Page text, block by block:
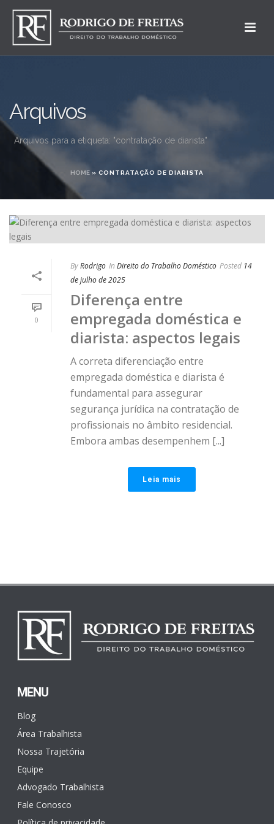
Arquivos
Arquivos para a etiqueta: "contratação de diarista"
HOME » CONTRATAÇÃO DE DIARISTA
0
ByRodrigo In Direito do Trabalho Doméstico Posted 14
de julho de 2025
Diferença entre
empregada doméstica e
diarista: aspectos legais
A correta diferenciação entre
empregada doméstica e diarista é
fundamental para assegurar
segurança jurídica na contratação de
profissionais no âmbito residencial.
Embora ambas desempenhem [...]
Leia mais
MENU
Blog
Área Trabalhista
Nossa Trajetória
Equipe
Advogado Trabalhista
Fale Conosco